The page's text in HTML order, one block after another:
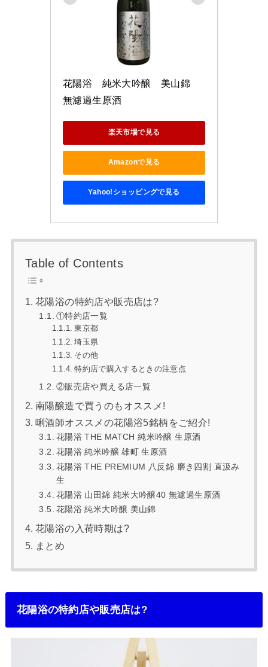
花陽浴　純米大吟醸　美山錦
無濾過生原酒
楽天市場で見る
Amazonで見る
Yahoo!ショッピングで見る
Table of Contents
花陽浴の特約店や販売店は?
①特約店一覧
東京都
埼玉県
その他
特約店で購入するときの注意点
②販売店や買える店一覧
南陽醸造で買うのもオススメ!
唎酒師オススメの花陽浴5銘柄をご紹介!
花陽浴 THE MATCH 純米吟醸 生原酒
花陽浴 純米吟醸 雄町 生原酒
花陽浴 THE PREMIUM 八反錦 磨き四割 直汲み
生
花陽浴 山田錦 純米大吟醸40 無濾過生原酒
花陽浴 純米大吟醸 美山錦
花陽浴の入荷時期は?
まとめ
花陽浴の特約店や販売店は?